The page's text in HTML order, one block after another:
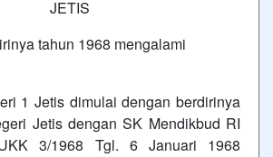
JETIS
tahun 1968 mengalami
1 Jetis dimulai dengan berdirinya
Jetis dengan SK Mendikbud RI
3/1968 Tgl. 6 Januari 1968